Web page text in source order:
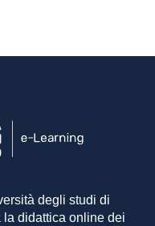
degli studi di
la didattica online dei